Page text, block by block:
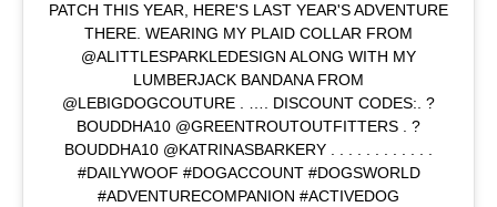
PATCH THIS YEAR, HERE'S LAST YEAR'S ADVENTURE
THERE. WEARING MY PLAID COLLAR FROM
@ALITTLESPARKLEDESIGN ALONG WITH MY
LUMBERJACK BANDANA FROM
@LEBIGDOGCOUTURE . …. DISCOUNT CODES:. ?
BOUDDHA10 @GREENTROUTOUTFITTERS . ?
BOUDDHA10 @KATRINASBARKERY . . . . . . . . . . . .
#DAILYWOOF #DOGACCOUNT #DOGSWORLD
#ADVENTURECOMPANION #ACTIVEDOG